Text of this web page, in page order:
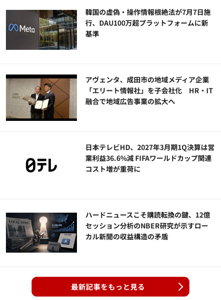
韓国の虚偽・操作情報根絶法が7月7日施
行、DAU100万超プラットフォームに新
基準
アヴェンタ、成田市の地域メディア企業
「エリート情報社」を子会社化 HR・IT
融合で地域広告事業の拡大へ
日本テレビHD、2027年3月期1Q決算は営
業利益36.6%減 FIFAワールドカップ関連
コスト増が重荷に
ハードニュースこそ購読転換の鍵、12億
セッション分析のNBER研究が示すロー
カル新聞の収益構造の矛盾
最新記事をもっと見る